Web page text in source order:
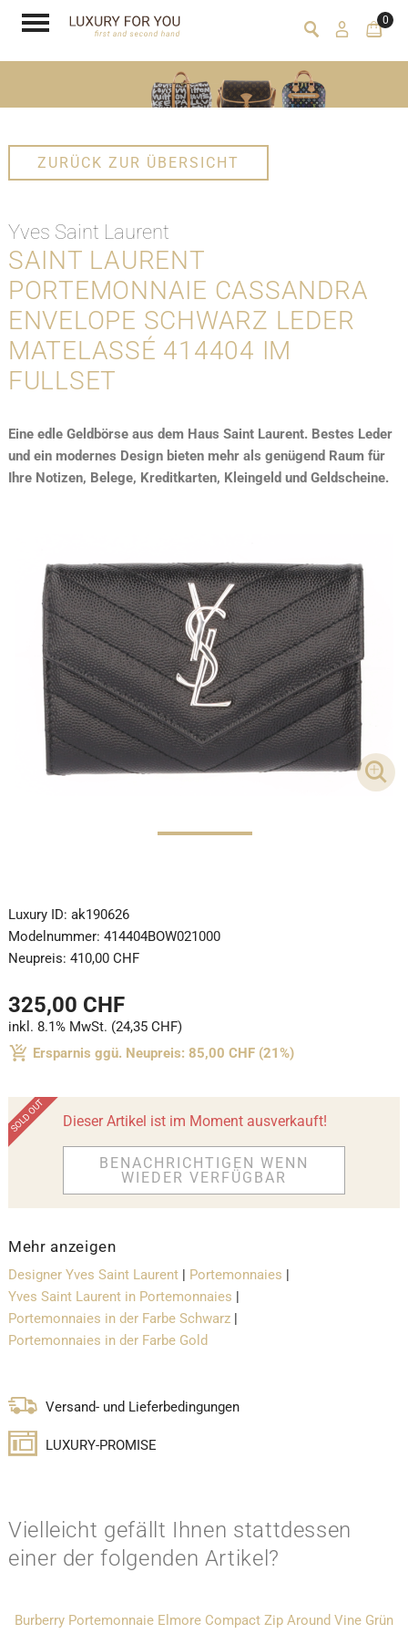
0
ZURÜCK ZUR ÜBERSICHT
Yves Saint Laurent
SAINT LAURENT
PORTEMONNAIE CASSANDRA
ENVELOPE SCHWARZ LEDER
MATELASSÉ 414404 IM
FULLSET
Eine edle Geldbörse aus dem Haus Saint Laurent. Bestes Leder
und ein modernes Design bieten mehr als genügend Raum für
Ihre Notizen, Belege, Kreditkarten, Kleingeld und Geldscheine.
Luxury ID: ak190626
Modelnummer: 414404BOW021000
Neupreis: 410,00 CHF
325,00 CHF
inkl. 8.1% MwSt. (24,35 CHF)
Ersparnis ggü. Neupreis: 85,00 CHF (21%)
Dieser Artikel ist im Moment ausverkauft!
BENACHRICHTIGEN WENN
WIEDER VERFÜGBAR
Mehr anzeigen
Designer Yves Saint Laurent Portemonnaies
Yves Saint Laurent in Portemonnaies
Portemonnaies in der Farbe Schwarz
Portemonnaies in der Farbe Gold
Versand- und Lieferbedingungen
LUXURY-PROMISE
Vielleicht gefällt Ihnen stattdessen
einer der folgenden Artikel?
Burberry Portemonnaie Elmore Compact Zip Around Vine Grün